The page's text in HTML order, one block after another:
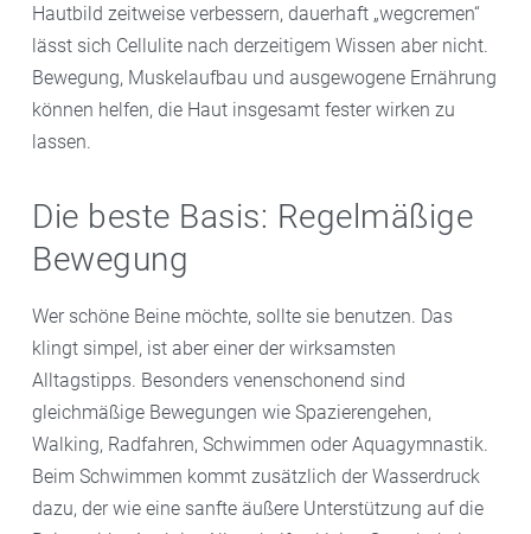
Hautbild zeitweise verbessern, dauerhaft „wegcremen“
lässt sich Cellulite nach derzeitigem Wissen aber nicht.
Bewegung, Muskelaufbau und ausgewogene Ernährung
können helfen, die Haut insgesamt fester wirken zu
lassen.
Die beste Basis: Regelmäßige
Bewegung
Wer schöne Beine möchte, sollte sie benutzen. Das
klingt simpel, ist aber einer der wirksamsten
Alltagstipps. Besonders venenschonend sind
gleichmäßige Bewegungen wie Spazierengehen,
Walking, Radfahren, Schwimmen oder Aquagymnastik.
Beim Schwimmen kommt zusätzlich der Wasserdruck
dazu, der wie eine sanfte äußere Unterstützung auf die